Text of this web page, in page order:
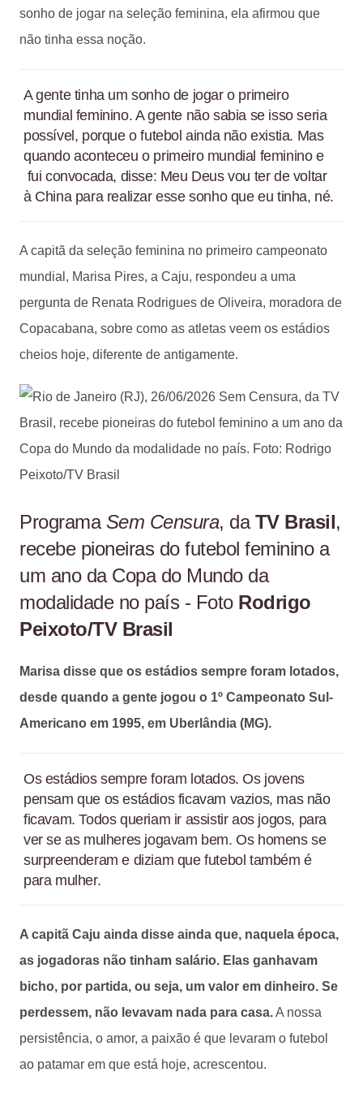
sonho de jogar na seleção feminina, ela afirmou que
não tinha essa noção.
A gente tinha um sonho de jogar o primeiro
mundial feminino. A gente não sabia se isso seria
possível, porque o futebol ainda não existia. Mas
quando aconteceu o primeiro mundial feminino e
fui convocada, disse: Meu Deus vou ter de voltar
à China para realizar esse sonho que eu tinha, né.
A capitã da seleção feminina no primeiro campeonato
mundial, Marisa Pires, a Caju, respondeu a uma
pergunta de Renata Rodrigues de Oliveira, moradora de
Copacabana, sobre como as atletas veem os estádios
cheios hoje, diferente de antigamente.
ProgramaSem Censura, daTV Brasil,
recebe pioneiras do futebol feminino a
um ano da Copa do Mundo da
modalidade no país - Foto Rodrigo
Peixoto/TV Brasil
Marisa disse que os estádios sempre foram lotados,
desde quando a gente jogou o 1º Campeonato Sul-
Americano em 1995, em Uberlândia (MG).
Os estádios sempre foram lotados. Os jovens
pensam que os estádios ficavam vazios, mas não
ficavam. Todos queriam ir assistir aos jogos, para
ver se as mulheres jogavam bem. Os homens se
surpreenderam e diziam que futebol também é
para mulher.
A capitã Caju ainda disse ainda que, naquela época,
as jogadoras não tinham salário. Elas ganhavam
bicho, por partida, ou seja, um valor em dinheiro. Se
perdessem, não levavam nada para casa.A nossa
persistência, o amor, a paixão é que levaram o futebol
ao patamar em que está hoje, acrescentou.